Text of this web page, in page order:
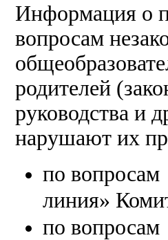
Информация о
вопросам
родителей
руководства и
нарушают их
по вопросам
линия»
по